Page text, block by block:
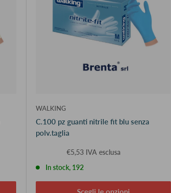
WALKING
C.100 pz guanti nitrile fit blu senza
polv.taglia
€5,53 IVA esclusa
In stock, 192